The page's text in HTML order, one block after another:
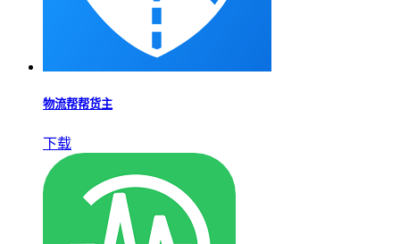
物流帮帮货主
下载